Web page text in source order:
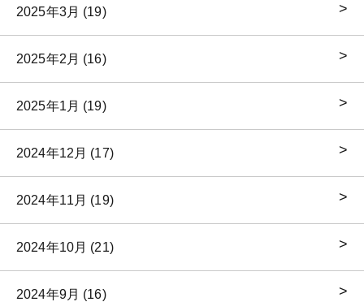
2025年3月 (19)
2025年2月 (16)
2025年1月 (19)
2024年12月 (17)
2024年11月 (19)
2024年10月 (21)
2024年9月 (16)